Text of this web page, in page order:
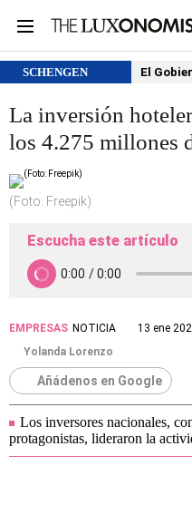
SCHENGEN El
La inversión
los 4.275 millones
(Foto: Freepik)
Escucha este artículo
EMPRESAS NOTICIA
13 ene
Yolanda Lorenzo
Añádenos en Google
Los inversores nacionales,
protagonistas, lideraron la